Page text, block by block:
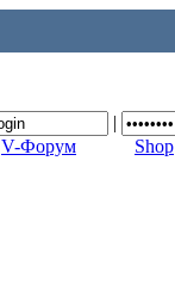
|
V-Форум Shop